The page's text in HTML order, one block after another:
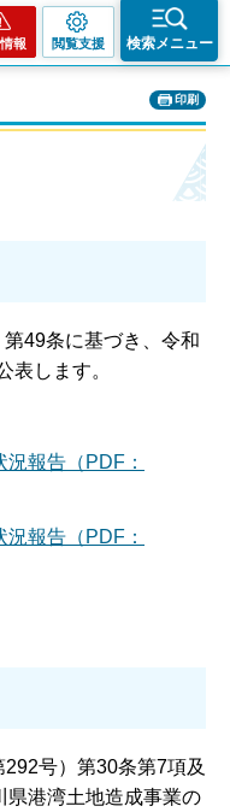
報 閲覧支援 検索メニュー
印刷
49条に基づき、令和
表します。
況報告（PDF：
報告（PDF：
号）第30条第7項及
県港湾土地造成事業の